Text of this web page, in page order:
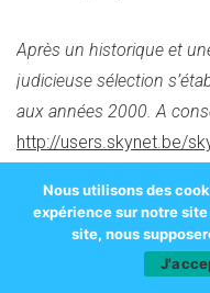
Après un historique et
judicieuse sélection
aux années 2000. A
http://users.skynet.be/
Essential 100
Une liste très orientée
Nous utilisons des
expérience sur notre
site, nous